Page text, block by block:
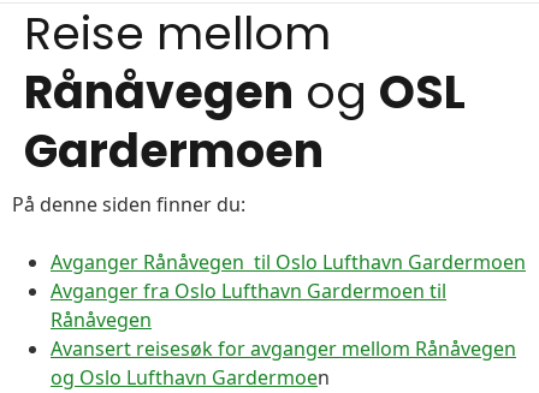
Reise mellom
Rånåvegen og OSL
Gardermoen
På denne siden finner du:
Avganger Rånåvegen til Oslo Lufthavn Gardermoen
Avganger fra Oslo Lufthavn Gardermoen til
Rånåvegen
Avansert reisesøk for avganger mellom Rånåvegen
og Oslo Lufthavn Gardermoen